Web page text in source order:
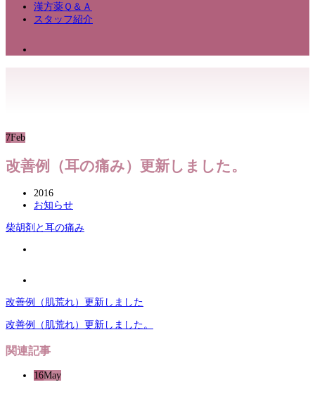
漢方薬Ｑ＆Ａ
スタッフ紹介
7Feb
改善例（耳の痛み）更新しました。
2016
お知らせ
柴胡剤と耳の痛み
改善例（肌荒れ）更新しました
改善例（肌荒れ）更新しました。
関連記事
16May